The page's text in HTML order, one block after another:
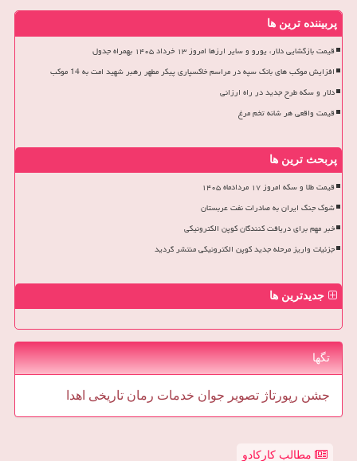
پربیننده ترین ها
قیمت بازگشایی دلار، یورو و سایر ارزها امروز ۱۳ خرداد ۱۴۰۵ بهمراه جدول
افزایش موکب های بانک سپه در مراسم خاکسپاری پیکر مطهر رهبر شهید امت به 14 موکب
دلار و سکه طرح جدید در راه ارزانی
قیمت واقعی هر شانه تخم مرغ
پربحث ترین ها
قیمت طلا و سکه امروز ۱۷ مردادماه ۱۴۰۵
شوک جنگ ایران به صادرات نفت عربستان
خبر مهم برای دریافت کنندگان کوپن الکترونیکی
جزئیات واریز مرحله جدید کوپن الکترونیکی منتشر گردید
جدیدترین ها
تگها
جشن رپورتاژ تصویر جوان خدمات رمان تاریخی اهدا
مطالب کارکادو